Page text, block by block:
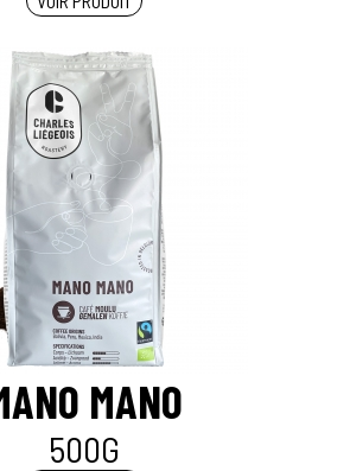
MANO
500G